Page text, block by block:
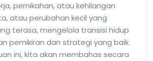
pernikahan, atau kehilangan
atau perubahan kecil yang
terasa, mengelola transisi hidup
pemikiran dan strategi yang baik.
ini, kita akan membahas secara